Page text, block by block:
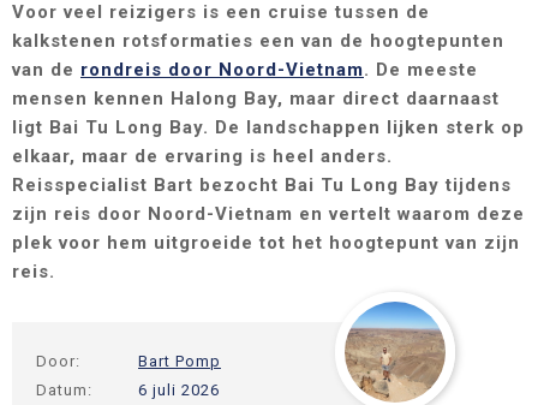
Voor veel reizigers is een cruise tussen de
kalkstenen rotsformaties een van de hoogtepunten
van de rondreis door Noord-Vietnam. De meeste
mensen kennen Halong Bay, maar direct daarnaast
ligt Bai Tu Long Bay. De landschappen lijken sterk op
elkaar, maar de ervaring is heel anders.
Reisspecialist Bart bezocht Bai Tu Long Bay tijdens
zijn reis door Noord-Vietnam en vertelt waarom deze
plek voor hem uitgroeide tot het hoogtepunt van zijn
reis.
Door:
Bart Pomp
Datum:
6 juli 2026